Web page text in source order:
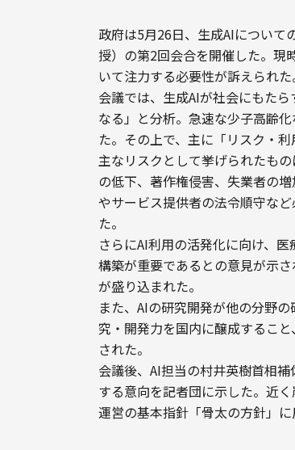
政府は5月26日、生成AIについて
授）の第2回会合を開催した。現
いて注力する必要性が訴えられた
会議では、生成AIが社会にもた
なる」と分析。急速な少子高齢
た。その上で、主に「リスク・
主なリスクとして挙げられたも
の低下、著作権侵害、失業者の
やサービス提供者の法令順守な
た。
さらにAI利用の活発化に向け、
構築が重要であるとの意見が示
が盛り込まれた。
また、AIの研究開発が他の分野
究・開発力を国内に醸成するこ
された。
会議後、AI担当の村井英樹首相
する意向を記者団に示した。近
運営の基本指針「骨太の方針」に